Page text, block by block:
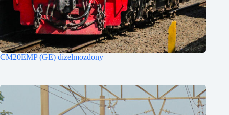
CM20EMP (GE) dízelmozdony